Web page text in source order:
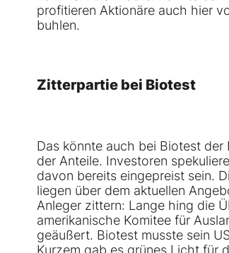
profitieren Aktionäre auch hier
buhlen.
Zitterpartie bei Biotest
Das könnte auch bei Biotest
der Anteile. Investoren
davon bereits eingepreist sein.
liegen über dem aktuellen
Anleger zittern: Lange hing die
amerikanische Komitee für
geäußert. Biotest musste sein
Kurzem gab es grünes Licht für